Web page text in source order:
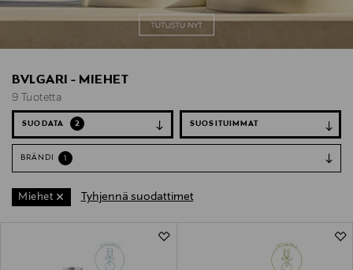
BVLGARI - MIEHET
9 Tuotetta
SUODATA 2
BRÄNDI 1
Miehet Tyhjennä suodattimet